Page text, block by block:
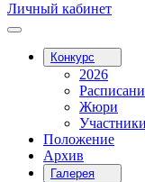
Личный кабинет
Конкурс
2026
Жюри
Участники
Положение
Архив
Галерея